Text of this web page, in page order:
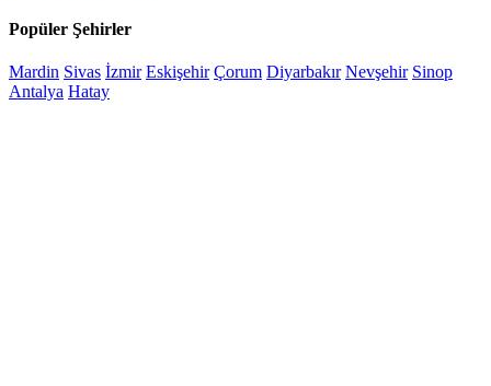
Popüler Şehirler
Mardin Sivas İzmir Eskişehir Çorum Diyarbakır Nevşehir Sinop
Antalya Hatay